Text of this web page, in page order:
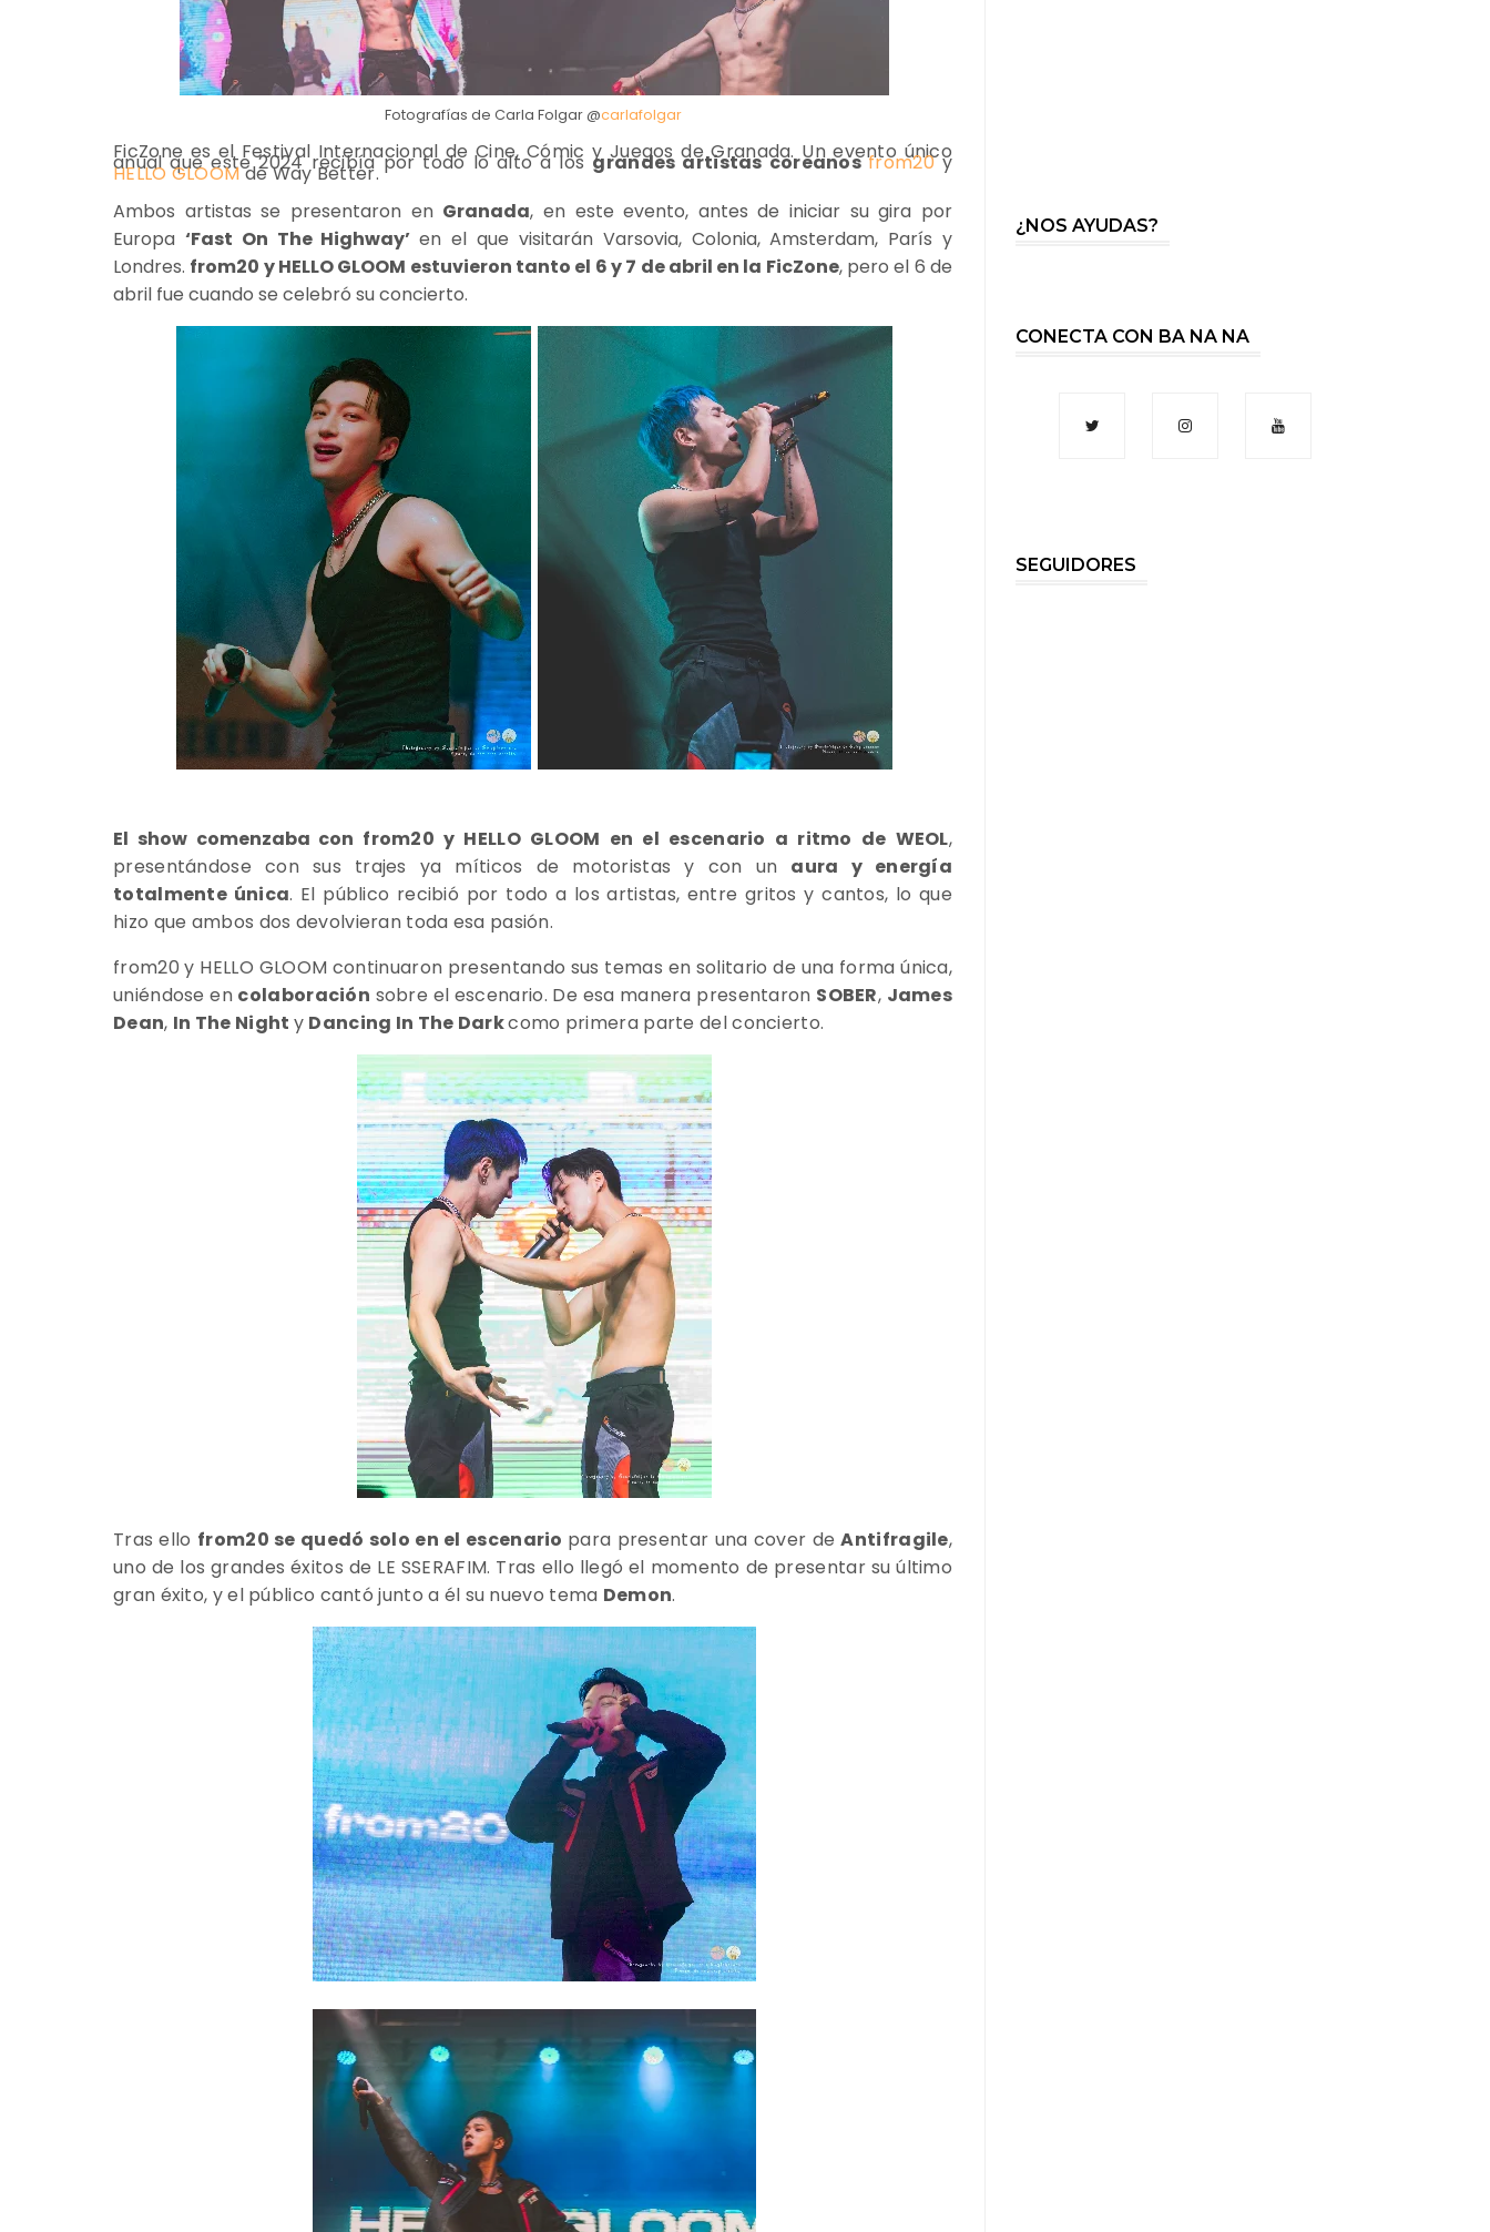
Fotografías de Carla Folgar @carlafolgar
FicZone es el Festival Internacional de Cine, Cómic y Juegos de Granada. Un evento único
anual que este 2024 recibía por todo lo alto a los grandes artistas coreanosfrom20y
HELLO GLOOMde Way Better.
Ambos artistas se presentaron en Granada, en este evento, antes de iniciar su gira por
Europa ‘Fast On The Highway’en el que visitarán Varsovia, Colonia, Amsterdam, París y
Londres. from20 y HELLO GLOOM estuvieron tanto el 6 y 7 de abril en la FicZone, pero el 6 de
abril fue cuando se celebró su concierto.
El show comenzaba con from20 y HELLO GLOOM en el escenario a ritmo de WEOL,
presentándose con sus trajes ya míticos de motoristas y con un aura y energía
totalmente única. El público recibió por todo a los artistas, entre gritos y cantos, lo que
hizo que ambos dos devolvieran toda esa pasión.
from20 y HELLO GLOOM continuaron presentando sus temas en solitario de una forma única,
uniéndose en colaboración sobre el escenario. De esa manera presentaron SOBER, James
Dean, In The Night y Dancing In The Darkcomo primera parte del concierto.
Tras ello from20 se quedó solo en el escenario para presentar una cover deAntifragile,
uno de los grandes éxitos de LE SSERAFIM. Tras ello llegó el momento de presentar su último
gran éxito, y el público cantó junto a él su nuevo tema Demon.
¿NOS AYUDAS?
CONECTA CON BA NA NA
SEGUIDORES